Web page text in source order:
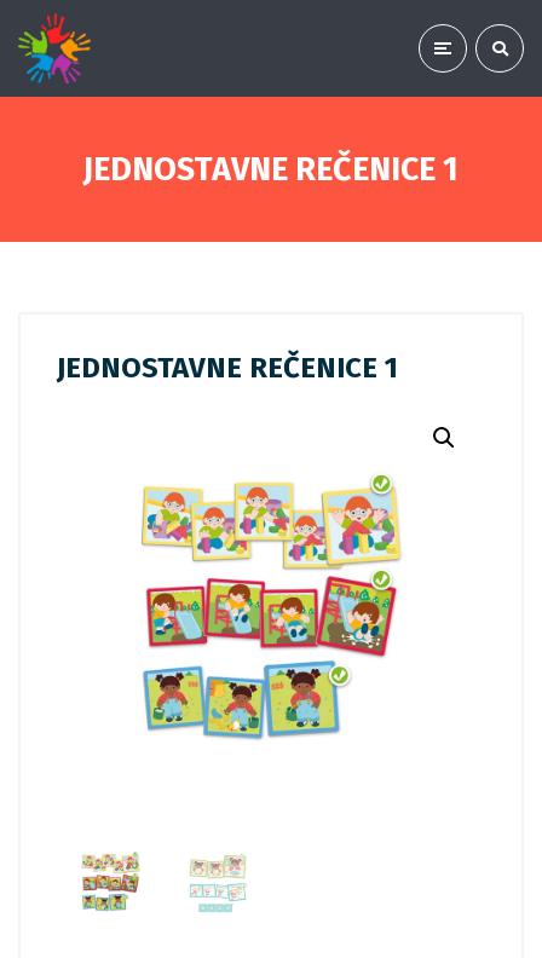
JEDNOSTAVNE REČENICE 1
JEDNOSTAVNE REČENICE 1